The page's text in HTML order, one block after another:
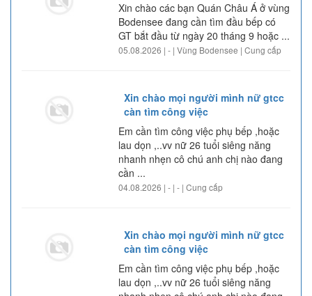
Xin chào các bạn Quán Châu Á ở vùng
Bodensee đang cần tìm đầu bếp có
GT bắt đầu từ ngày 20 tháng 9 hoặc ...
05.08.2026 | - | Vùng Bodensee | Cung cấp
Xin chào mọi người mình nữ gtcc
càn tìm công việc
Em cần tìm công việc phụ bếp ,hoặc
lau dọn ,..vv nữ 26 tuổi siêng năng
nhanh nhẹn cô chú anh chị nào đang
cần ...
04.08.2026 | - | - | Cung cấp
Xin chào mọi người mình nữ gtcc
càn tìm công việc
Em cần tìm công việc phụ bếp ,hoặc
lau dọn ,..vv nữ 26 tuổi siêng năng